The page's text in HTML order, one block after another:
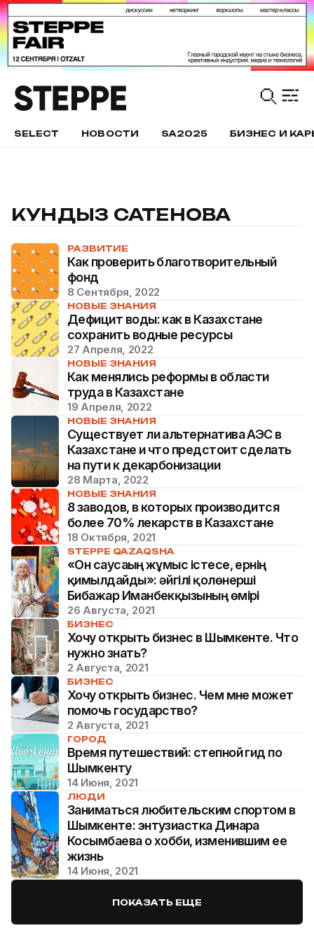
SELECT НОВОСТИ SA2025 БИЗНЕС И
КУНДЫЗ САТЕНОВА
РАЗВИТИЕ
Как проверить благотворительный
фонд
8 Сентября, 2022
НОВЫЕ ЗНАНИЯ
Дефицит воды: как в Казахстане
сохранить водные ресурсы
27 Апреля, 2022
НОВЫЕ ЗНАНИЯ
Как менялись реформы в области
труда в Казахстане
19 Апреля, 2022
НОВЫЕ ЗНАНИЯ
Существует ли альтернатива АЭС в
Казахстане и что предстоит сделать
на пути к декарбонизации
28 Марта, 2022
НОВЫЕ ЗНАНИЯ
8 заводов, в которых производится
более 70% лекарств в Казахстане
18 Октября, 2021
STEPPE QAZAQSHA
«Он саусағың жұмыс істесе, ернің
қимылдайды»: әйгілі қолөнерші
Бибажар Иманбекқызының өмірі
26 Августа, 2021
БИЗНЕС
Хочу открыть бизнес в Шымкенте. Что
нужно знать?
2 Августа, 2021
БИЗНЕС
Хочу открыть бизнес. Чем мне может
помочь государство?
2 Августа, 2021
ГОРОД
Время путешествий: степной гид по
Шымкенту
14 Июня, 2021
ЛЮДИ
Заниматься любительским спортом в
Шымкенте: энтузиастка Динара
Косымбаева о хобби, изменившим ее
жизнь
14 Июня, 2021
ПОКАЗАТЬ ЕЩЕ